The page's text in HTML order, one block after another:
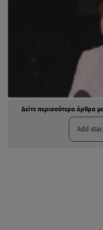
Δείτε περισσότερα άρθρα
Add